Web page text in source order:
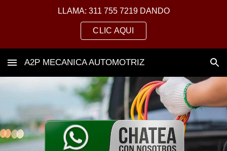
LLAMA: 311 755 7219 DANDO
CLIC AQUI
A2P MECANICA AUTOMOTRIZ